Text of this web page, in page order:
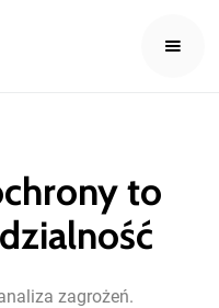
to
zagrożeń.